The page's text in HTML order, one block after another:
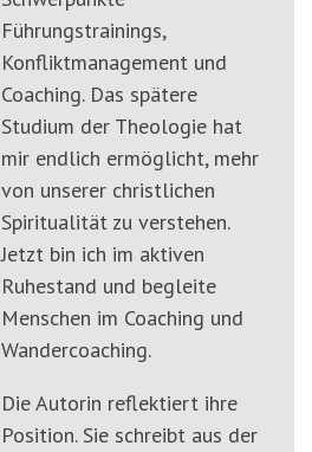
Führungstrainings,
Konfliktmanagement und
Coaching. Das spätere
Studium der Theologie hat
mir endlich ermöglicht, mehr
von unserer christlichen
Spiritualität zu verstehen.
Jetzt bin ich im aktiven
Ruhestand und begleite
Menschen im Coaching und
Wandercoaching.
Die Autorin reflektiert ihre
Position. Sie schreibt aus der